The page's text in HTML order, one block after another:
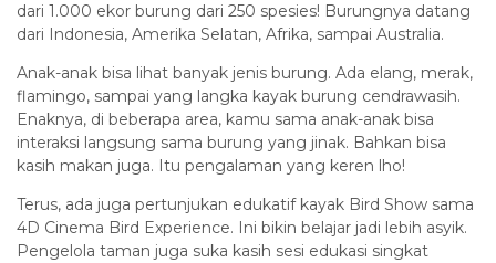
dari 1.000 ekor burung dari 250 spesies! Burungnya datang
dari Indonesia, Amerika Selatan, Afrika, sampai Australia.
Anak-anak bisa lihat banyak jenis burung. Ada elang, merak,
flamingo, sampai yang langka kayak burung cendrawasih.
Enaknya, di beberapa area, kamu sama anak-anak bisa
interaksi langsung sama burung yang jinak. Bahkan bisa
kasih makan juga. Itu pengalaman yang keren lho!
Terus, ada juga pertunjukan edukatif kayak Bird Show sama
4D Cinema Bird Experience. Ini bikin belajar jadi lebih asyik.
Pengelola taman juga suka kasih sesi edukasi singkat